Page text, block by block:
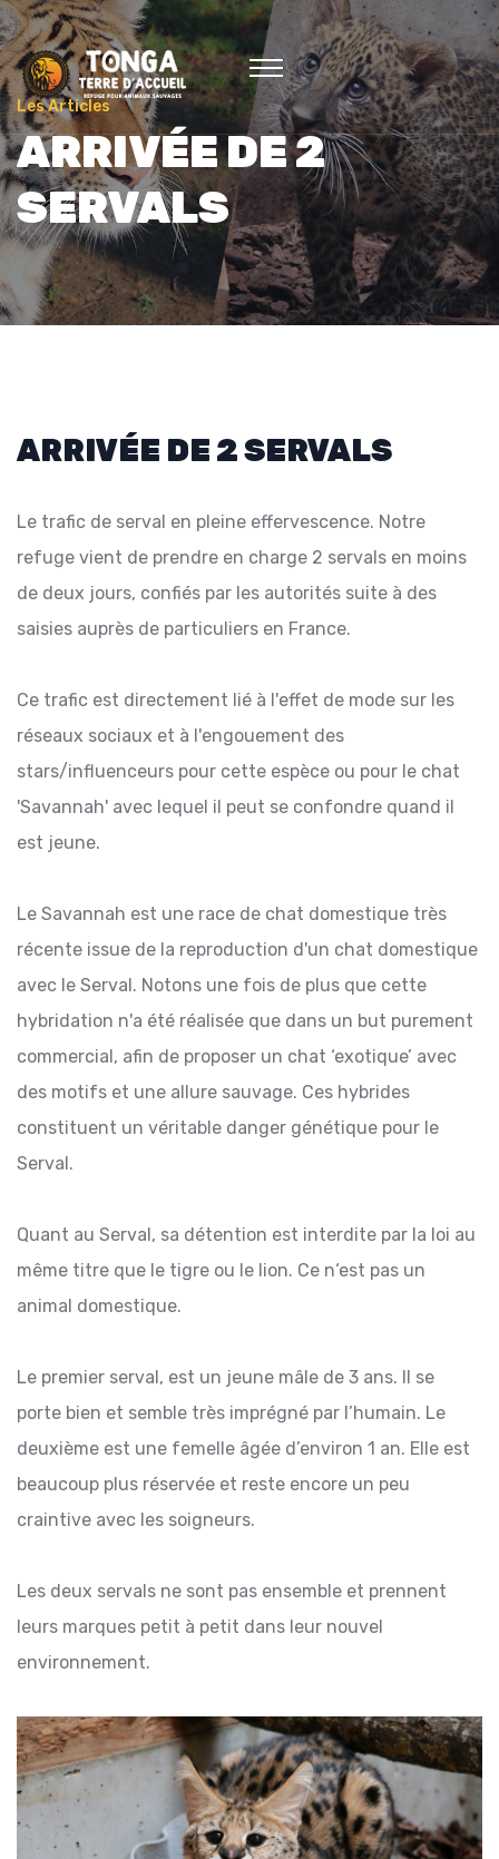
Les Articles
ARRIVÉE DE 2
SERVALS
ARRIVÉE DE 2 SERVALS
Le trafic de serval en pleine effervescence. Notre
refuge vient de prendre en charge 2 servals en moins
de deux jours, confiés par les autorités suite à des
saisies auprès de particuliers en France.
Ce trafic est directement lié à l'effet de mode sur les
réseaux sociaux et à l'engouement des
stars/influenceurs pour cette espèce ou pour le chat
'Savannah' avec lequel il peut se confondre quand il
est jeune.
Le Savannah est une race de chat domestique très
récente issue de la reproduction d'un chat domestique
avec le Serval. Notons une fois de plus que cette
hybridation n'a été réalisée que dans un but purement
commercial, afin de proposer un chat ‘exotique’ avec
des motifs et une allure sauvage. Ces hybrides
constituent un véritable danger génétique pour le
Serval.
Quant au Serval, sa détention est interdite par la loi au
même titre que le tigre ou le lion. Ce n‘est pas un
animal domestique.
Le premier serval, est un jeune mâle de 3 ans. Il se
porte bien et semble très imprégné par l’humain. Le
deuxième est une femelle âgée d’environ 1 an. Elle est
beaucoup plus réservée et reste encore un peu
craintive avec les soigneurs.
Les deux servals ne sont pas ensemble et prennent
leurs marques petit à petit dans leur nouvel
environnement.